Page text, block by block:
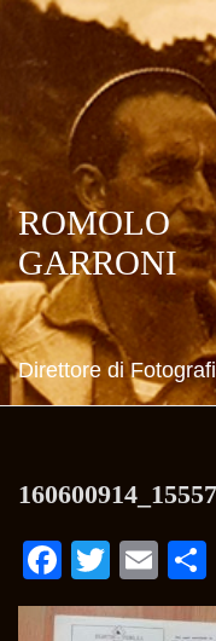
ROMOLO
GARRONI
Direttore di
Facebook
Twitter